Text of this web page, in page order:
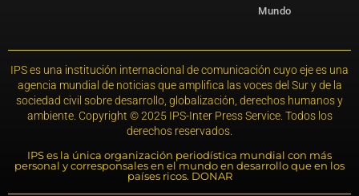
Mundo
IPS es una institución internacional de comunicación cuyo eje es una
agencia mundial de noticias que amplifica las voces del Sur y de la
sociedad civil sobre desarrollo, globalización, derechos humanos y
ambiente. Copyright © 2025 IPS-Inter Press Service. Todos los
derechos reservados.
IPS es la única organización periodística mundial con más
personal y corresponsales en el mundo en desarrollo que en los
países ricos. DONAR